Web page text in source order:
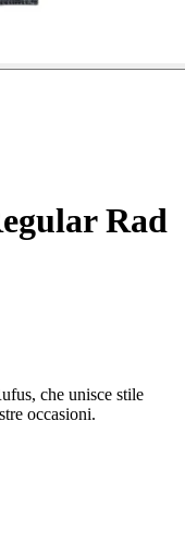
Rad
che unisce stile
occasioni.